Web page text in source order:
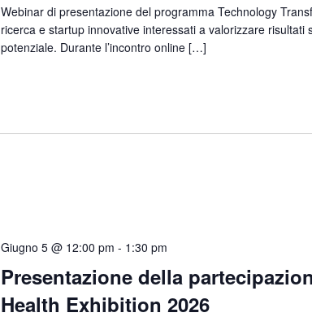
Webinar di presentazione del programma Technology
ricerca e startup innovative interessati a valorizzare risultati
potenziale. Durante l’incontro online […]
Presentazione della
Health Exhibition 2026
Giugno 5 @ 12:00 pm - 1:30 pm